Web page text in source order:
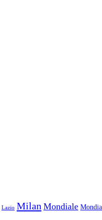
Lazio Milan Mondiale